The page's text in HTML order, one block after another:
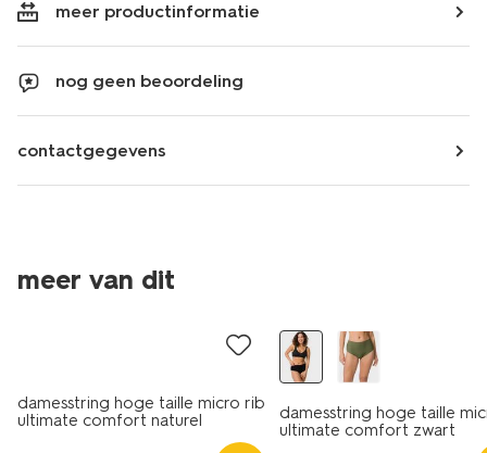
meer productinformatie
nog geen beoordeling
contactgegevens
meer van dit
damesstring hoge taille micro rib
ultimate comfort naturel
damesstring hoge taille
ultimate comfort zwart